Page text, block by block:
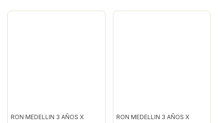
RON MEDELLIN 3 AÑOS X
RON MEDELLIN 3 AÑOS X